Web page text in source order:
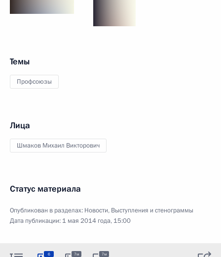
Темы
Профсоюзы
Лица
Шмаков Михаил Викторович
Статус материала
Опубликован в разделах: Новости, Выступления и стенограммы
Дата публикации: 1 мая 2014 года, 15:00
6 7м 7м